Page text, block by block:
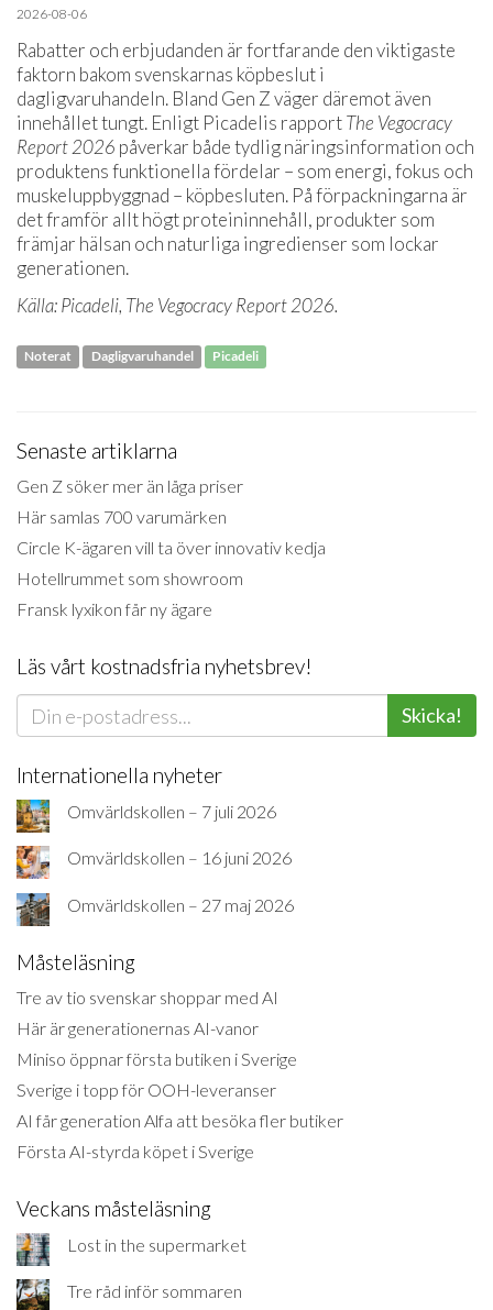
2026-08-06
Rabatter och erbjudanden är fortfarande den viktigaste
faktorn bakom svenskarnas köpbeslut i
dagligvaruhandeln. Bland Gen Z väger däremot även
innehållet tungt. Enligt Picadelis rapportThe Vegocracy
Report 2026 påverkar både tydlig näringsinformation och
produktens funktionella fördelar – som energi, fokus och
muskeluppbyggnad – köpbesluten. På förpackningarna är
det framför allt högt proteininnehåll, produkter som
främjar hälsan och naturliga ingredienser som lockar
generationen.
Källa: Picadeli, The Vegocracy Report 2026.
Noterat Dagligvaruhandel Picadeli
Senaste artiklarna
Gen Z söker mer än låga priser
Här samlas 700 varumärken
Circle K-ägaren vill ta över innovativ kedja
Hotellrummet som showroom
Fransk lyxikon får ny ägare
Läs vårt kostnadsfria nyhetsbrev!
Skicka!
Internationella nyheter
Omvärldskollen – 7 juli 2026
Omvärldskollen – 16 juni 2026
Omvärldskollen – 27 maj 2026
Måsteläsning
Tre av tio svenskar shoppar med AI
Här är generationernas AI-vanor
Miniso öppnar första butiken i Sverige
Sverige i topp för OOH-leveranser
AI får generation Alfa att besöka fler butiker
Första AI-styrda köpet i Sverige
Veckans måsteläsning
Lost in the supermarket
Tre råd inför sommaren